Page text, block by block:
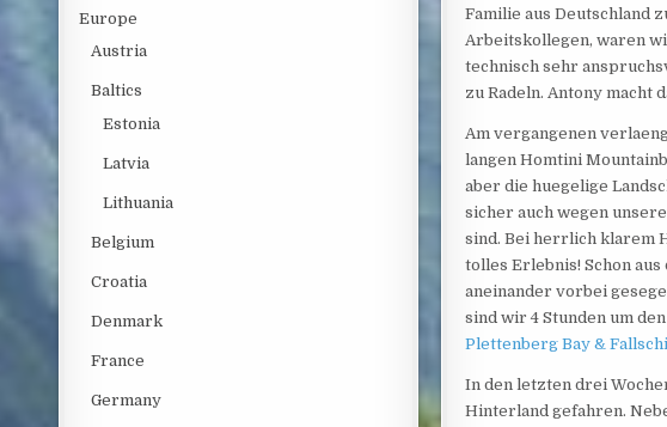
Familie aus Deutschland
Arbeitskollegen, waren
technisch sehr
zu Radeln. Antony macht
Am vergangenen
langen Homtini
aber die huegelige
sicher auch wegen
sind. Bei herrlich klarem
tolles Erlebnis! Schon
aneinander vorbei
sind wir 4 Stunden um
Plettenberg Bay &
In den letzten drei
Hinterland gefahren.
Europe
Austria
Baltics
Estonia
Latvia
Lithuania
Belgium
Croatia
Denmark
France
Germany